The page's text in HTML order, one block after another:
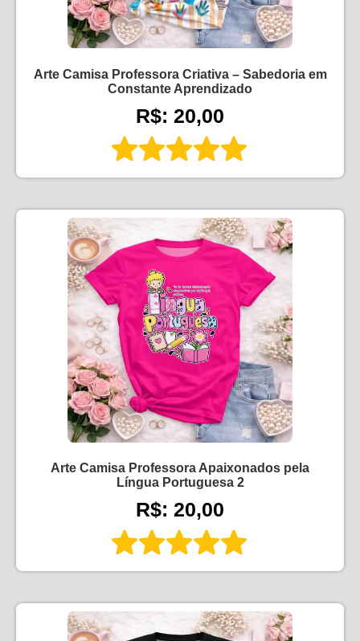
Arte Camisa Professora Criativa – Sabedoria em
Constante Aprendizado
R$: 20,00
Arte Camisa Professora Apaixonados pela
Língua Portuguesa 2
R$: 20,00